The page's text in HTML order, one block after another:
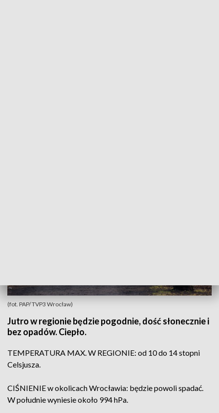
(fot. PAP/ TVP3 Wrocław)
Jutro w regionie będzie pogodnie, dość słonecznie i
bez opadów. Ciepło.
TEMPERATURA MAX. W REGIONIE: od 10 do 14 stopni
Celsjusza.
CIŚNIENIE w okolicach Wrocławia: będzie powoli spadać.
W południe wyniesie około 994 hPa.